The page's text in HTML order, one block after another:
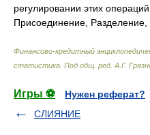
регулировании этих
Присоединение,
Финансово-кредитный
статистика Под общ. ред. А.Г.
Игры ⚽
Нужен реферат?
СЛИЯНИЕ